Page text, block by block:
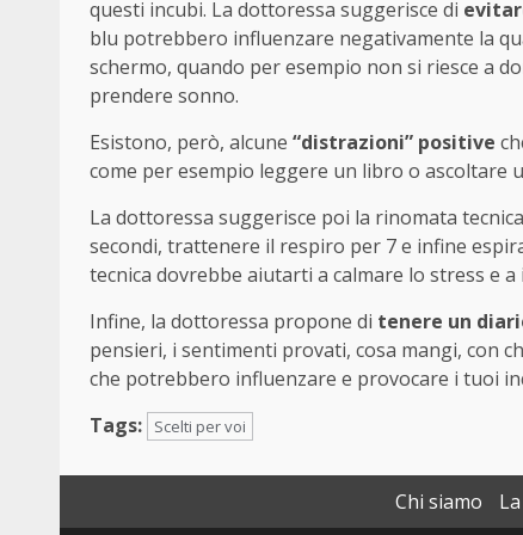
questi incubi. La dottoressa suggerisce di
blu potrebbero influenzare negativamente la
schermo, quando per esempio non si riesce a
prendere sonno.
Esistono, però, alcune “distrazioni” positive
come per esempio leggere un libro o ascoltare
La dottoressa suggerisce poi la rinomata
secondi, trattenere il respiro per 7 e infine
tecnica dovrebbe aiutarti a calmare lo stress e
Infine, la dottoressa propone di tenere un
pensieri, i sentimenti provati, cosa mangi, con
che potrebbero influenzare e provocare i tuoi
Tags:
Scelti per voi
Chi siamo